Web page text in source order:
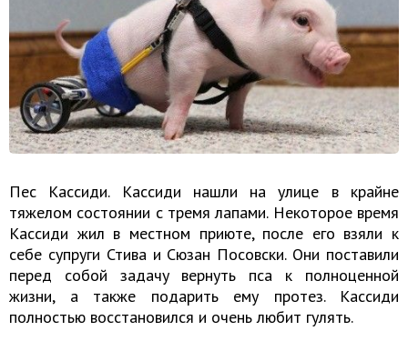
Пес Кассиди. Кассиди нашли на улице в крайне
тяжелом состоянии с тремя лапами. Некоторое время
Кассиди жил в местном приюте, после его взяли к
себе супруги Стива и Сюзан Посовски. Они поставили
перед собой задачу вернуть пса к полноценной
жизни, а также подарить ему протез. Кассиди
полностью восстановился и очень любит гулять.